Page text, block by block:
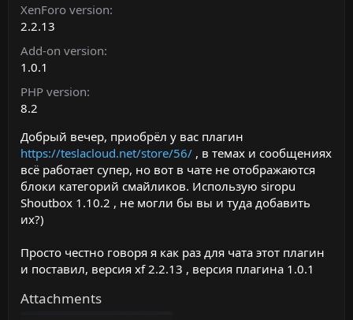
XenForo version
2.2.13
Add-on version
1.0.1
PHP version
8.2
Добрый вечер, приобрёл у вас плагин
https://teslacloud.net/store/56/ , в темах и сообщениях
всё работает супер, но вот в чате не отображаются
блоки категорий смайликов. Использую siropu
Shoutbox 1.10.2 , не могли бы вы и туда добавить
их?)
Просто честно говоря я как раз для чата этот плагин
и поставил, версия xf 2.2.13 , версия плагина 1.0.1
Attachments